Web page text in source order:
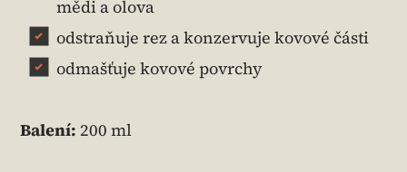
mědi a olova
odstraňuje rez a konzervuje kovové části
odmašťuje kovové povrchy
Balení: 200 ml